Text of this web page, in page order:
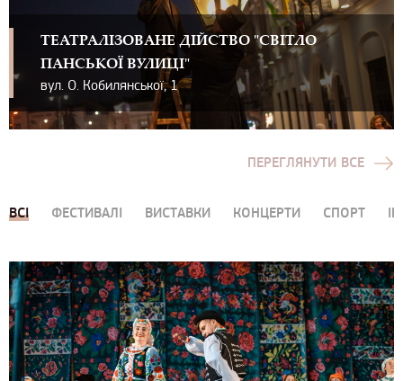
ТЕАТРАЛІЗОВАНЕ ДІЙСТВО "СВІТЛО
ПАНСЬКОЇ ВУЛИЦІ"
вул. О. Кобилянської, 1
ПЕРЕГЛЯНУТИ ВСЕ
ВСІ ФЕСТИВАЛІ ВИСТАВКИ КОНЦЕРТИ СПОРТ